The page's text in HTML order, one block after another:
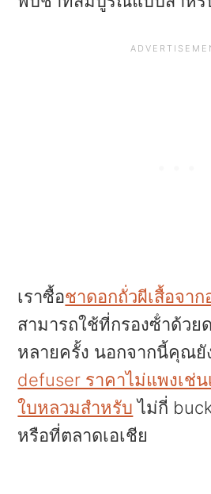
เราซื้อชาดอกถั่วผีเสื้อจา
สามารถใช้ที่กรองซ้ําด้วย
หลายครั้ง นอกจากนี้คุณยั
defuser ราคาไม่แพงเช่
ใบหลวมสําหรับ ไม่กี่
หรือที่ตลาดเอเชีย